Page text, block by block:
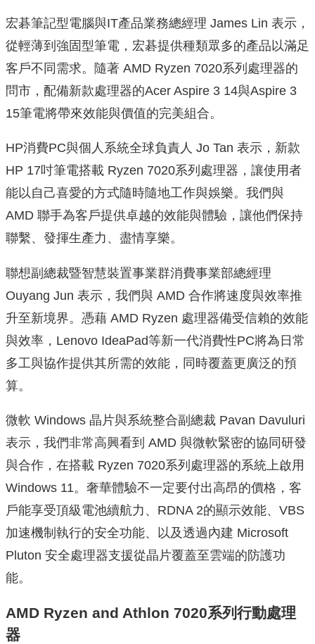
宏碁筆記型電腦與IT產品業務總經理 James Lin 表示，
從輕薄到強固型筆電， 宏碁提供種類眾多的產品以滿足
客戶不同需求。隨著 AMD Ryzen 7020系列處理器的
問市，配備新款處理器的Acer Aspire 3 14與Aspire 3
15筆電將帶來效能與價值的完美組合。
HP消費PC與個人系統全球負責人 Jo Tan 表示，新款
HP 17吋筆電搭載 Ryzen 7020系列處理器， 讓使用者
能以自己喜愛的方式隨時隨地工作與娛樂。我們與
AMD 聯手為客戶提供卓越的效能與體驗，讓他們保持
聯繫、發揮生產力、 盡情享樂。
聯想副總裁暨智慧裝置事業群消費事業部總經理
Ouyang Jun 表示，我們與 AMD 合作將速度與效率推
升至新境界。憑藉 AMD Ryzen 處理器備受信賴的效能
與效率，Lenovo IdeaPad等新一代消費性PC將為日常
多工與協作提供其所需的效能，同時覆蓋更廣泛的預
算。
微軟 Windows 晶片與系統整合副總裁 Pavan Davuluri
表示，我們非常高興看到 AMD 與微軟緊密的協同 研發
與合作，在搭載 Ryzen 7020系列處理器的系統上啟用
Windows 11。奢華體驗不一定要付出高昂的價格， 客
戶能享受頂級電池續航力、RDNA 2的顯示效能、VBS
加速機制執行的安全功能、以及透過內建 Microsoft
Pluton 安全處理器支援從晶片覆蓋至雲端的防護功
能。
AMD Ryzen and Athlon 7020系列行動處理
器